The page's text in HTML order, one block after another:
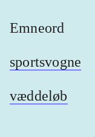
Emneord
sportsvogne
væddeløb